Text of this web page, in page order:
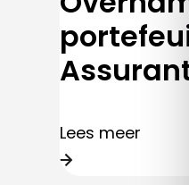
Lees meer